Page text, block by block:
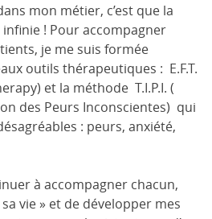
mon métier, c’est que la
! Pour accompagner
je me suis formée
outils thérapeutiques : E.F.T.
et la méthode T.I.P.I. (
des Peurs Inconscientes) qui
: peurs, anxiété,
à accompagner chacun,
vie » et de développer mes